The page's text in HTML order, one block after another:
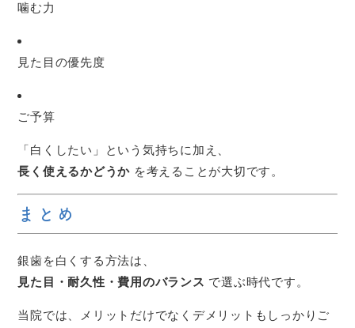
噛む力
見た目の優先度
ご予算
「白くしたい」という気持ちに加え、
長く使えるかどうか を考えることが大切です。
まとめ
銀歯を白くする方法は、
見た目・耐久性・費用のバランス で選ぶ時代です。
当院では、メリットだけでなくデメリットもしっかりご